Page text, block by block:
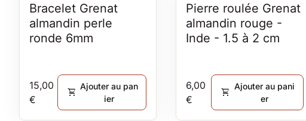
Bracelet Grenat
almandin perle
ronde 6mm
Prix normal
15,00
€
shopping_cart
Ajouter au pan
ier
Pierre roulée Grenat
almandin rouge -
Inde - 1.5 à 2 cm
Prix normal
6,00
€
shopping_cart
Ajouter au pani
er